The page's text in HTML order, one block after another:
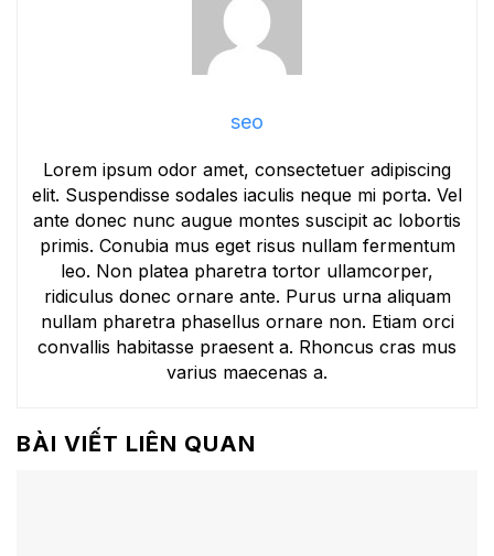
seo
Lorem ipsum odor amet, consectetuer adipiscing
elit. Suspendisse sodales iaculis neque mi porta. Vel
ante donec nunc augue montes suscipit ac lobortis
primis. Conubia mus eget risus nullam fermentum
leo. Non platea pharetra tortor ullamcorper,
ridiculus donec ornare ante. Purus urna aliquam
nullam pharetra phasellus ornare non. Etiam orci
convallis habitasse praesent a. Rhoncus cras mus
varius maecenas a.
BÀI VIẾT LIÊN QUAN